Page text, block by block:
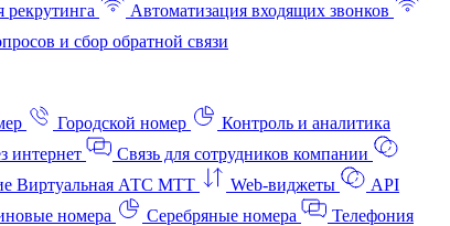
рекрутинга
Автоматизация входящих звонков
и сбор обратной связи
Городской номер
Контроль и аналитика
интернет
Связь для сотрудников компании
Виртуальная АТС МТТ Web-виджеты
API
номера Серебряные номера
Телефония